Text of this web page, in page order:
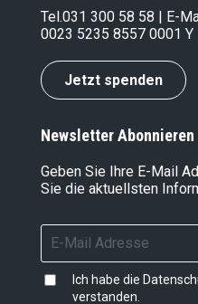
Tel.031 300 58 58 | E-
0023 5235 8557 0001 Y
Jetzt spenden
Newsletter Abonnieren
Geben Sie Ihre E-Mail
Sie die aktuellsten
Ich habe die
verstanden.